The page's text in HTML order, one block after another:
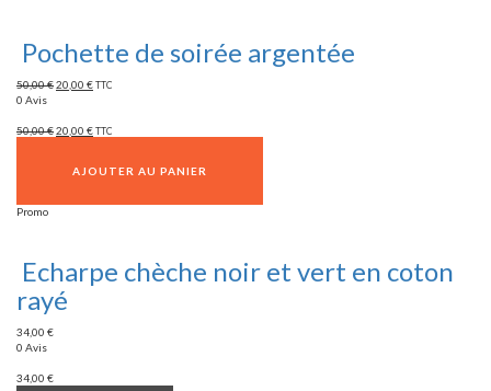
Pochette de soirée argentée
50,00€20,00 € TTC
0 Avis
50,00€20,00 € TTC
AJOUTER AU PANIER
Promo
Echarpe chèche noir et vert en coton
rayé
34,00 €
0 Avis
34,00 €